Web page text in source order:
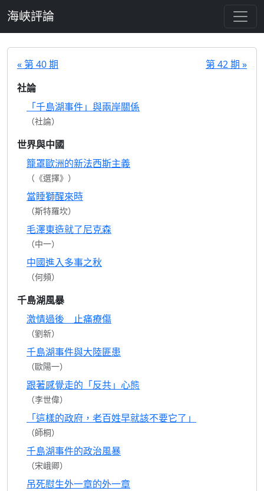
海峽評論
« 第 40 期
第 42 期 »
社論
「千島湖事件」與兩岸關係
（社論）
世界與中國
籠罩歐洲的新法西斯主義
（《選擇》）
當睡獅醒來時
（斯特羅坎）
毛澤東造就了尼克森
（中一）
中國進入多事之秋
（何頻）
千島湖風暴
激情過後 止痛療傷
（劉新）
千島湖事件與大陸匪患
（歐陽一）
跟著感覺走的「反共」心態
（李世偉）
「這樣的政府，老百姓早就該不要它了」
（師桐）
千島湖事件的政治風暴
（宋峨卿）
吊死慰生外一章的外一章